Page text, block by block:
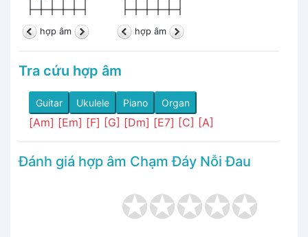
hợp âm hợp âm
Tra cứu hợp âm
Guitar Ukulele Piano Organ
[Am] [Em] [F] [G] [Dm] [E7] [C] [A]
Đánh giá hợp âm Chạm Đáy Nỗi Đau